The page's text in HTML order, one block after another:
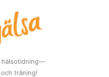
hälsotidning—
träning!